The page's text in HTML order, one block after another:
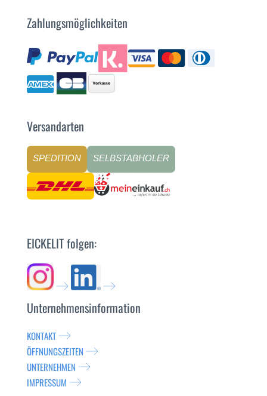
Zahlungsmöglichkeiten
Versandarten
SPEDITION SELBSTABHOLER
EICKELIT folgen:
Unternehmensinformation
KONTAKT
ÖFFNUNGSZEITEN
UNTERNEHMEN
IMPRESSUM